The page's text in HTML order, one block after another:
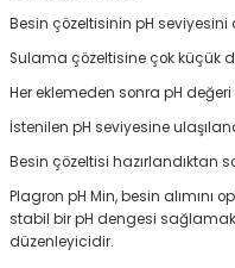
Besin çözeltisinin pH seviyesini
Sulama çözeltisine çok küçük
Her eklemeden sonra pH
İstenilen pH seviyesine
Besin çözeltisi hazırlandıktan
Plagron pH Min, besin alımını
stabil bir pH dengesi
düzenleyicidir.